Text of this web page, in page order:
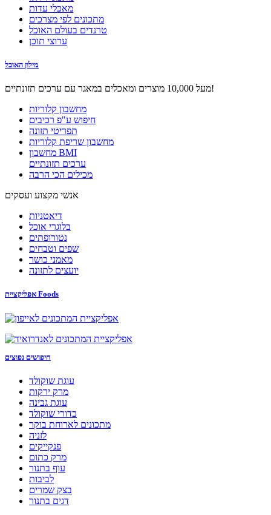
מאכלי עדות
מתכונים לפי מצרכים
טרנדים בעולם האוכל
ערוצי תוכן
מילון האוכל
מעל 10,000 מוצרים ומאכלים במאגר עם ערכים תזונתיים!
מחשבון קלוריות
חיפוש ע"פ רכיבים
תפריטי תזונה
מחשבון שריפת קלוריות
מחשבון BMI
ערכים תזונתיים
מכילים הכי הרבה
אנשי מקצוע ועסקים
דיאטניות
בלוגרי אוכל
נטורופתים
שפים וטבחים
מאמני כושר
יועצים לתזונה
אפליקציית Foods
חיפושים נפוצים
עוגת שוקולד
מרק ירקות
עוגת גבינה
כדורי שוקולד
מתכונים לארוחת בוקר
לזניה
פנקייקים
מרק כתום
עוף בתנור
לביבות
בצק שמרים
דגים בתנור